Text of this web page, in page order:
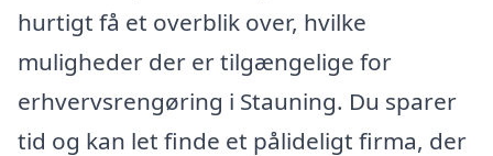
hurtigt få et overblik over, hvilke
muligheder der er tilgængelige for
erhvervsrengøring i Stauning. Du sparer
tid og kan let finde et pålideligt firma, der